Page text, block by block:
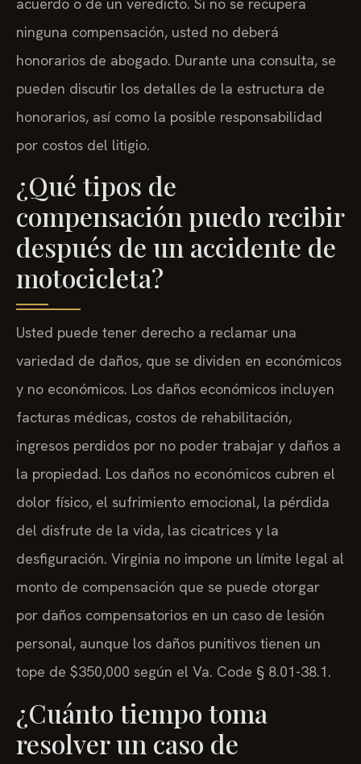
ninguna compensación, usted no deberá
honorarios de abogado. Durante una consulta, se
pueden discutir los detalles de la estructura de
honorarios, así como la posible responsabilidad
por costos del litigio.
¿Qué tipos de
compensación puedo recibir
después de un accidente de
motocicleta?
Usted puede tener derecho a reclamar una
variedad de daños, que se dividen en económicos
y no económicos. Los daños económicos incluyen
facturas médicas, costos de rehabilitación,
ingresos perdidos por no poder trabajar y daños a
la propiedad. Los daños no económicos cubren el
dolor físico, el sufrimiento emocional, la pérdida
del disfrute de la vida, las cicatrices y la
desfiguración. Virginia no impone un límite legal al
monto de compensación que se puede otorgar
por daños compensatorios en un caso de lesión
personal, aunque los daños punitivos tienen un
tope de $350,000 según el Va. Code § 8.01-38.1.
¿Cuánto tiempo toma
resolver un caso de